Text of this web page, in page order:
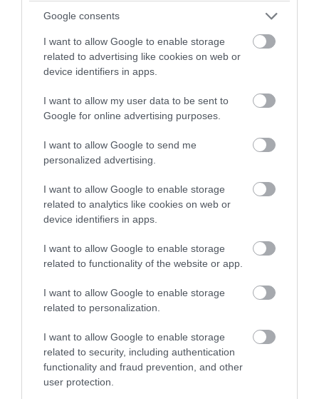
Google consents
I want to allow Google to enable storage
related to advertising like cookies on web or
device identifiers in apps.
I want to allow my user data to be sent to
Google for online advertising purposes.
I want to allow Google to send me
personalized advertising.
I want to allow Google to enable storage
related to analytics like cookies on web or
device identifiers in apps.
I want to allow Google to enable storage
related to functionality of the website or app.
I want to allow Google to enable storage
related to personalization.
I want to allow Google to enable storage
related to security, including authentication
functionality and fraud prevention, and other
user protection.
PRONEWS.GR /ΔΙΕΘΝΗΣ ΑΣΦΑΛΕΙΑ
Τζ.Ντ.Βανς: «Οι Ιρανοί είναι εξαιρετικά
δύσκολοι άνθρωποι»